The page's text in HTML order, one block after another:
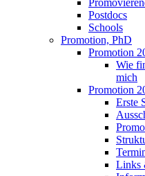
Postdocs
Schools
Promotion, PhD
Promotion
Wie
mich
Promotion
Erste
Links